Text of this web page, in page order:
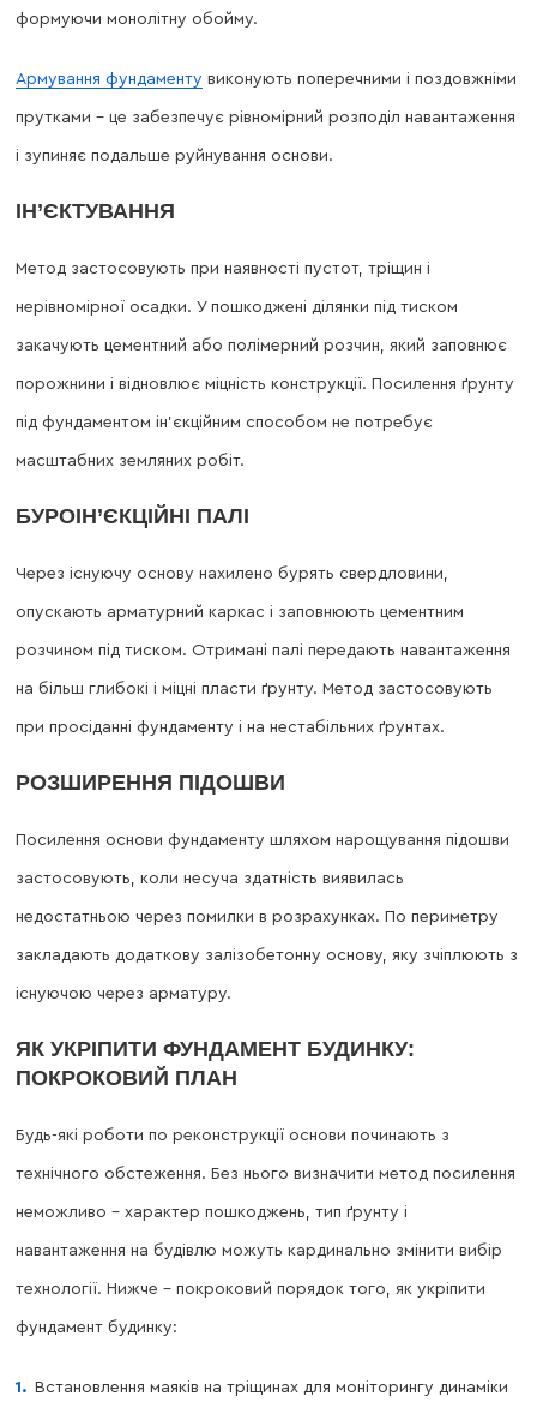
формуючи монолітну обойму.
Армування фундаменту виконують поперечними і поздовжніми
прутками – це забезпечує рівномірний розподіл навантаження
і зупиняє подальше руйнування основи.
ІН’ЄКТУВАННЯ
Метод застосовують при наявності пустот, тріщин і
нерівномірної осадки. У пошкоджені ділянки під тиском
закачують цементний або полімерний розчин, який заповнює
порожнини і відновлює міцність конструкції. Посилення ґрунту
під фундаментом ін’єкційним способом не потребує
масштабних земляних робіт.
БУРОІН’ЄКЦІЙНІ ПАЛІ
Через існуючу основу нахилено бурять свердловини,
опускають арматурний каркас і заповнюють цементним
розчином під тиском. Отримані палі передають навантаження
на більш глибокі і міцні пласти ґрунту. Метод застосовують
при просіданні фундаменту і на нестабільних ґрунтах.
РОЗШИРЕННЯ ПІДОШВИ
Посилення основи фундаменту шляхом нарощування підошви
застосовують, коли несуча здатність виявилась
недостатньою через помилки в розрахунках. По периметру
закладають додаткову залізобетонну основу, яку зчіплюють з
існуючою через арматуру.
ЯК УКРІПИТИ ФУНДАМЕНТ БУДИНКУ:
ПОКРОКОВИЙ ПЛАН
Будь-які роботи по реконструкції основи починають з
технічного обстеження. Без нього визначити метод посилення
неможливо – характер пошкоджень, тип ґрунту і
навантаження на будівлю можуть кардинально змінити вибір
технології. Нижче – покроковий порядок того, як укріпити
фундамент будинку:
Встановлення маяків на тріщинах для моніторингу динаміки